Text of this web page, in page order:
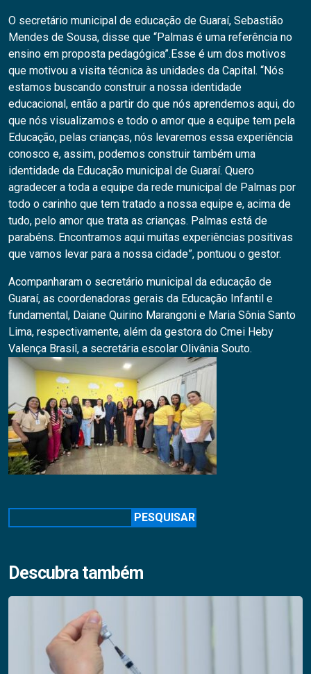
O secretário municipal de educação de Guaraí, Sebastião
Mendes de Sousa, disse que “Palmas é uma referência no
ensino em proposta pedagógica”.Esse é um dos motivos
que motivou a visita técnica às unidades da Capital. “Nós
estamos buscando construir a nossa identidade
educacional, então a partir do que nós aprendemos aqui, do
que nós visualizamos e todo o amor que a equipe tem pela
Educação, pelas crianças, nós levaremos essa experiência
conosco e, assim, podemos construir também uma
identidade da Educação municipal de Guaraí. Quero
agradecer a toda a equipe da rede municipal de Palmas por
todo o carinho que tem tratado a nossa equipe e, acima de
tudo, pelo amor que trata as crianças. Palmas está de
parabéns. Encontramos aqui muitas experiências positivas
que vamos levar para a nossa cidade”, pontuou o gestor.
Acompanharam o secretário municipal da educação de
Guaraí, as coordenadoras gerais da Educação Infantil e
fundamental, Daiane Quirino Marangoni e Maria Sônia Santo
Lima, respectivamente, além da gestora do Cmei Heby
Valença Brasil, a secretária escolar Olivânia Souto.
PESQUISAR
Descubra também